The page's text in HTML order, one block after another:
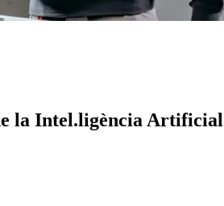
la Intel.ligència Artificial